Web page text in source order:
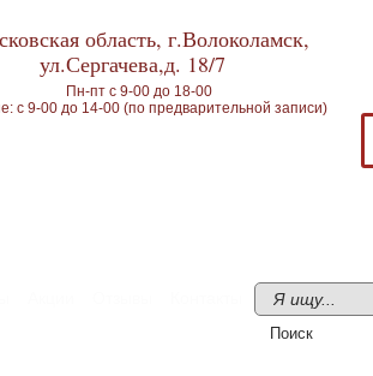
область, г.Волоколамск,
ул.Сергачева,д. 18/7
Пн-пт с 9-00 до 18-00
с 9-00 до 14-00 (по предварительной записи)